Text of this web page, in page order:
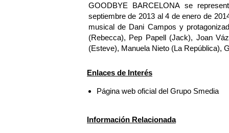
GOODBYE BARCELONA se
septiembre de 2013 al 4 de enero de
musical de Dani Campos y
(Rebecca), Pep Papell (Jack), Joan
(Esteve), Manuela Nieto (La República),
Enlaces de Interés
Página web oficial del Grupo Smedia
Información Relacionada